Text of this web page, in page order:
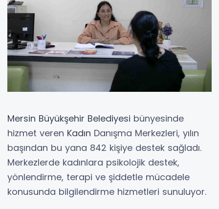
Mersin Büyükşehir Belediyesi bünyesinde
hizmet veren Kadın Danışma Merkezleri, yılın
başından bu yana 842 kişiye destek sağladı.
Merkezlerde kadınlara psikolojik destek,
yönlendirme, terapi ve şiddetle mücadele
konusunda bilgilendirme hizmetleri sunuluyor.